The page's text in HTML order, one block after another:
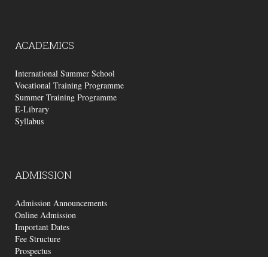
ACADEMICS
International Summer School
Vocational Training Programme
Summer Training Programme
E-Library
Syllabus
ADMISSION
Admission Announcements
Online Admission
Important Dates
Fee Structure
Prospectus